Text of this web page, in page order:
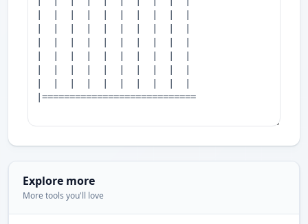
Explore more
More tools you'll love